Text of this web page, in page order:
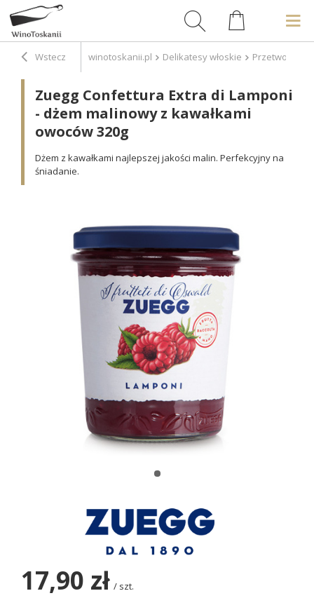
Wstecz winotoskanii.pl Delikatesy włoskie Przetwory
Zuegg Confettura Extra di Lamponi
- dżem malinowy z kawałkami
owoców 320g
Dżem z kawałkami najlepszej jakości malin. Perfekcyjny na
śniadanie.
17,90 zł / szt.